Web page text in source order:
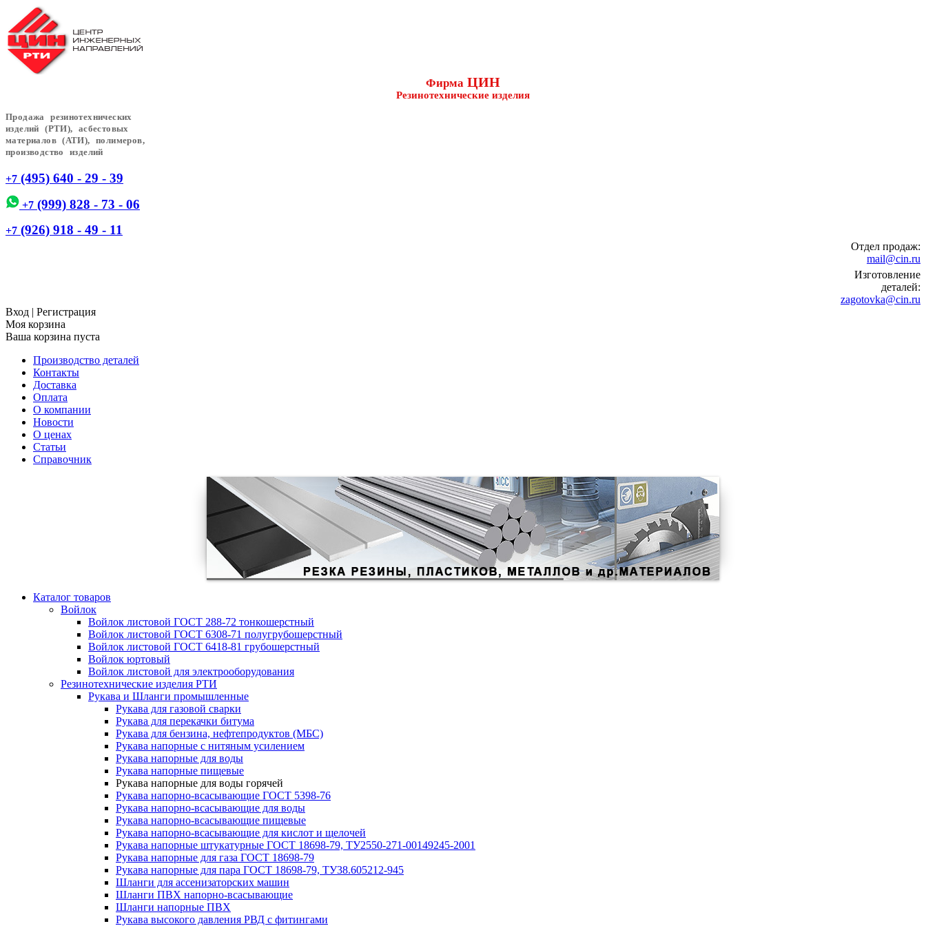
Фирма ЦИН
Резинотехнические изделия
Продажа резинотехнических
изделий (РТИ), асбестовых
материалов (АТИ), полимеров,
производство изделий
+7 (495) 640 - 29 - 39
+7 (999) 828 - 73 - 06
+7 (926) 918 - 49 - 11
Отдел продаж:
mail@cin.ru
Изготовление
деталей:
zagotovka@cin.ru
Вход | Регистрация
Моя корзина
Ваша корзина пуста
Производство деталей
Контакты
Доставка
Оплата
О компании
Новости
О ценах
Статьи
Справочник
Каталог товаров
Войлок
Войлок листовой ГОСТ 288-72 тонкошерстный
Войлок листовой ГОСТ 6308-71 полугрубошерстный
Войлок листовой ГОСТ 6418-81 грубошерстный
Войлок юртовый
Войлок листовой для электрооборудования
Резинотехнические изделия РТИ
Рукава и Шланги промышленные
Рукава для газовой сварки
Рукава для перекачки битума
Рукава для бензина, нефтепродуктов (МБС)
Рукава напорные с нитяным усилением
Рукава напорные для воды
Рукава напорные пищевые
Рукава напорные для воды горячей
Рукава напорно-всасывающие ГОСТ 5398-76
Рукава напорно-всасывающие для воды
Рукава напорно-всасывающие пищевые
Рукава напорно-всасывающие для кислот и щелочей
Рукава напорные штукатурные ГОСТ 18698-79, ТУ2550-271-00149245-2001
Рукава напорные для газа ГОСТ 18698-79
Рукава напорные для пара ГОСТ 18698-79, ТУ38.605212-945
Шланги для ассенизаторских машин
Шланги ПВХ напорно-всасывающие
Шланги напорные ПВХ
Рукава высокого давления РВД с фитингами